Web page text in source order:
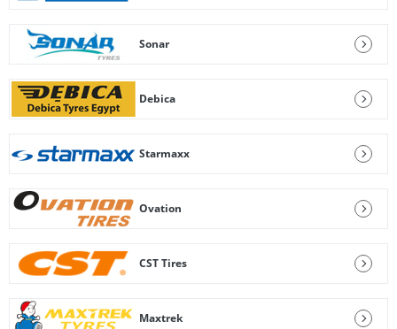
Sonar
Debica
Starmaxx
Ovation
CST Tires
Maxtrek